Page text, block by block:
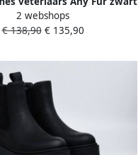
2 webshops
€ 138,90€ 135,90